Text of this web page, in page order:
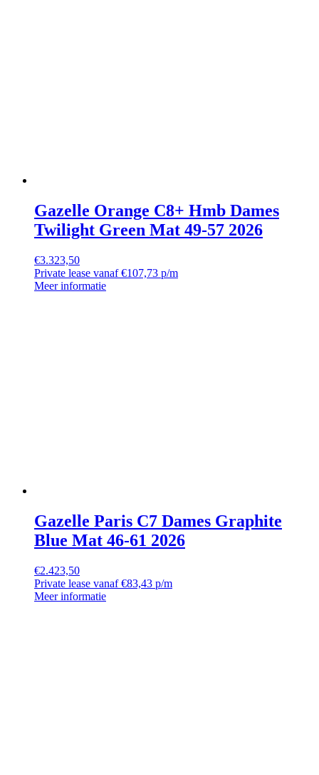
Gazelle Orange C8+ Hmb Dames
Twilight Green Mat 49-57 2026
€3.323,50
Private lease vanaf €107,73 p/m
Meer informatie
Gazelle Paris C7 Dames Graphite
Blue Mat 46-61 2026
€2.423,50
Private lease vanaf €83,43 p/m
Meer informatie